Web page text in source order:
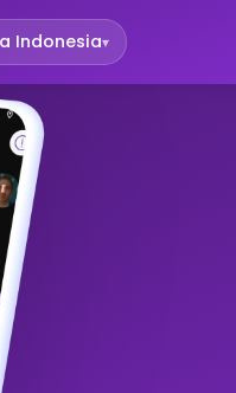
Indonesia▾